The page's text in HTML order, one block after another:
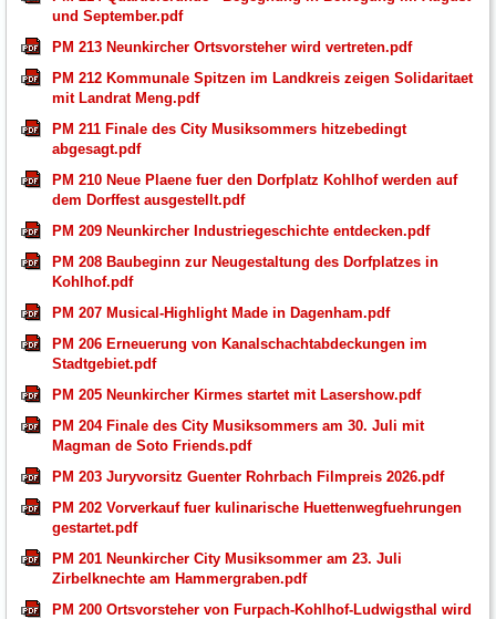
und September.pdf
PM 213 Neunkircher Ortsvorsteher wird vertreten.pdf
PM 212 Kommunale Spitzen im Landkreis zeigen Solidaritaet
mit Landrat Meng.pdf
PM 211 Finale des City Musiksommers hitzebedingt
abgesagt.pdf
PM 210 Neue Plaene fuer den Dorfplatz Kohlhof werden auf
dem Dorffest ausgestellt.pdf
PM 209 Neunkircher Industriegeschichte entdecken.pdf
PM 208 Baubeginn zur Neugestaltung des Dorfplatzes in
Kohlhof.pdf
PM 207 Musical-Highlight Made in Dagenham.pdf
PM 206 Erneuerung von Kanalschachtabdeckungen im
Stadtgebiet.pdf
PM 205 Neunkircher Kirmes startet mit Lasershow.pdf
PM 204 Finale des City Musiksommers am 30. Juli mit
Magman de Soto Friends.pdf
PM 203 Juryvorsitz Guenter Rohrbach Filmpreis 2026.pdf
PM 202 Vorverkauf fuer kulinarische Huettenwegfuehrungen
gestartet.pdf
PM 201 Neunkircher City Musiksommer am 23. Juli
Zirbelknechte am Hammergraben.pdf
PM 200 Ortsvorsteher von Furpach-Kohlhof-Ludwigsthal wird